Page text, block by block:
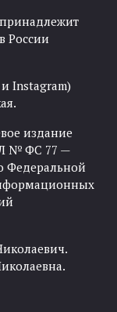
России
и Instagram)
издание
№ ФС 77 —
Федеральной